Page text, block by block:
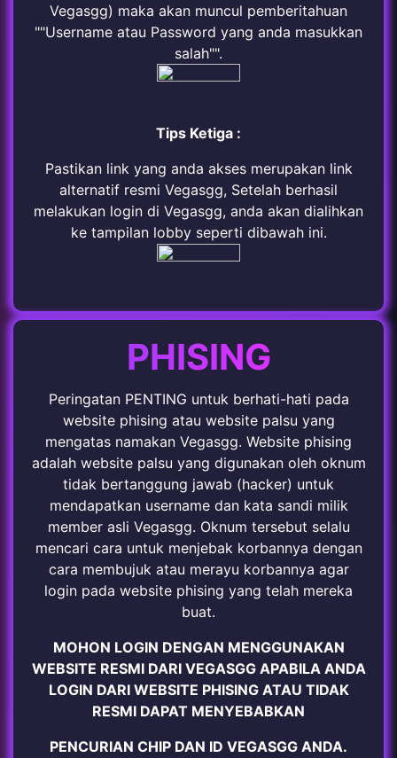
Vegasgg) maka akan muncul pemberitahuan
""Username atau Password yang anda masukkan
salah"".
Tips Ketiga :
Pastikan link yang anda akses merupakan link
alternatif resmi Vegasgg, Setelah berhasil
melakukan login di Vegasgg, anda akan dialihkan
ke tampilan lobby seperti dibawah ini.
PHISING
Peringatan PENTING untuk berhati-hati pada
website phising atau website palsu yang
mengatas namakan Vegasgg. Website phising
adalah website palsu yang digunakan oleh oknum
tidak bertanggung jawab (hacker) untuk
mendapatkan username dan kata sandi milik
member asli Vegasgg. Oknum tersebut selalu
mencari cara untuk menjebak korbannya dengan
cara membujuk atau merayu korbannya agar
login pada website phising yang telah mereka
buat.
MOHON LOGIN DENGAN MENGGUNAKAN
WEBSITE RESMI DARI VEGASGG APABILA ANDA
LOGIN DARI WEBSITE PHISING ATAU TIDAK
RESMI DAPAT MENYEBABKAN
PENCURIAN CHIP DAN ID VEGASGG ANDA.